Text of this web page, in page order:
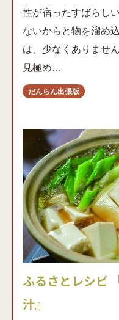
性が宿ったすばらし
ないからと物を溜め
は、少なくありませ
見極め…
ふるさとレシピ
汁』